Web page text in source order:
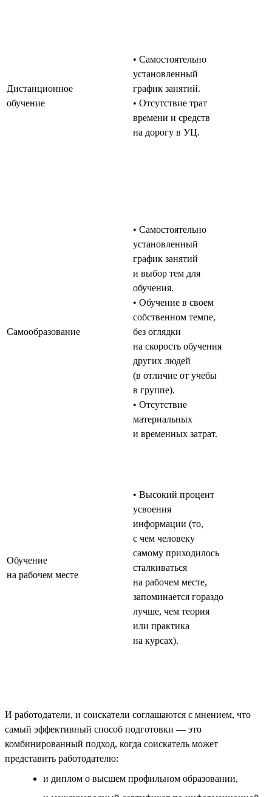
Дистанционное
обучение
• Самостоятельно
установленный
график занятий.
• Отсутствие трат
времени и средств
на дорогу в УЦ.
Самообразование
• Самостоятельно
установленный
график занятий
и выбор тем для
обучения.
• Обучение в своем
собственном темпе,
без оглядки
на скорость обучения
других людей
(в отличие от учебы
в группе).
• Отсутствие
материальных
и временных затрат.
Обучение
на рабочем месте
• Высокий процент
усвоения
информации (то,
с чем человеку
самому приходилось
сталкиваться
на рабочем месте,
запоминается гораздо
лучше, чем теория
или практика
на курсах).
И работодатели, и соискатели соглашаются с мнением, что
самый эффективный способ подготовки — это
комбинированный подход, когда соискатель может
представить работодателю:
и диплом о высшем профильном образовании,